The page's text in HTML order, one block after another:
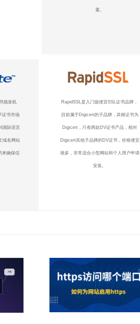
案。
颁发机
证书市场
国际语言
域名网站
来确保信
RapidSSL是入门级便宜SSL证书品牌，
目前属于Digicert的子品牌，其根证书为
Digicert，只有两款DV证书产品，相对
Digicert其他子品牌的DV证书，价格便宜
很多，非常适合小型网站和个人用户申请
安装。